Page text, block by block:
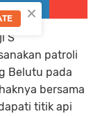
S
patroli
Belutu pada
bersama
titik api
×